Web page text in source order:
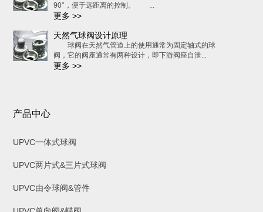
90°，便于远距离的控制。 ...
更多 >>
天然气球阀设计原理
球阀在天然气管道上的使用通常为固定轴式的球
阀，它的阀座通常有两种设计，即下游阀座自泄...
更多 >>
产品中心
UPVC一体式球阀
UPVC两片式&三片式球阀
UPVC由令球阀&管件